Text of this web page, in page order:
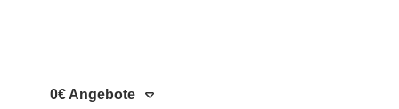
0€ Angebote